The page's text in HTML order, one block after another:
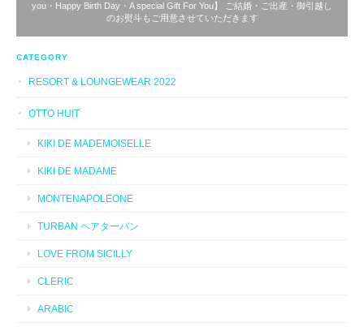
you・Happy Birth Day・A special Gift For You】 ご結婚・ご出産・御引越し
のお熨斗もご用意させていただきます
CATEGORY
RESORT & LOUNGEWEAR 2022
OTTO HUIT
KIKI DE MADEMOISELLE
KIKI DE MADAME
MONTENAPOLEONE
TURBAN ヘアターバン
LOVE FROM SICILLY
CLERIC
ARABIC